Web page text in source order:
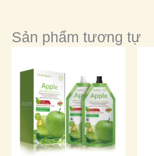
Sản phẩm tương tự